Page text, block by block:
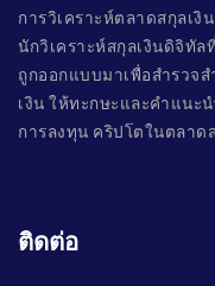
การวิเคราะห์ตลาดสกุลเ
นักวิเคราะห์สกุลเงินดิจิทั
ถูกออกแบบมาเพื่อสำรวจ
เงิน ให้ทะกษะและคำแนะ
การลงทุน คริปโตในตลาด
ติดต่อ